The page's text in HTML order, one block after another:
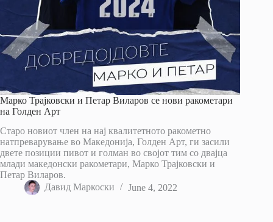
Марко Трајковски и Петар Виларов се нови ракометари
на Голден Арт
Старо новиот член на нај квалитетното ракометно
натпреварување во Македонија, Голден Арт, ги засили
двете позиции пивот и голман во својот тим со двајца
млади македонски ракометари, Марко Трајковски и
Петар Виларов.
Давид Маркоски
June 4, 2022